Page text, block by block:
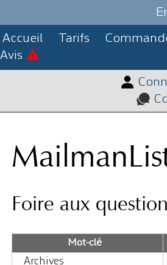
Accueil Tarifs
Avis
Foire aux
Mot-clé
Archives